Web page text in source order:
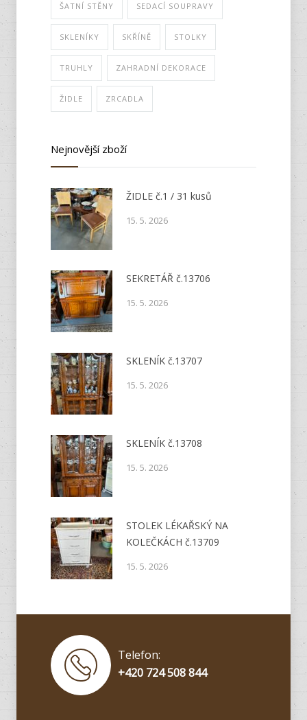
ŠATNÍ STĚNY SEDACÍ SOUPRAVY
SKLENÍKY SKŘÍNĚ STOLKY
TRUHLY ZAHRADNÍ DEKORACE
ŽIDLE ZRCADLA
Nejnovější zboží
ŽIDLE č.1 / 31 kusů
15. 5. 2026
SEKRETÁŘ č.13706
15. 5. 2026
SKLENÍK č.13707
15. 5. 2026
SKLENÍK č.13708
15. 5. 2026
STOLEK LÉKAŘSKÝ NA
KOLEČKÁCH č.13709
15. 5. 2026
Telefon:
+420 724 508 844